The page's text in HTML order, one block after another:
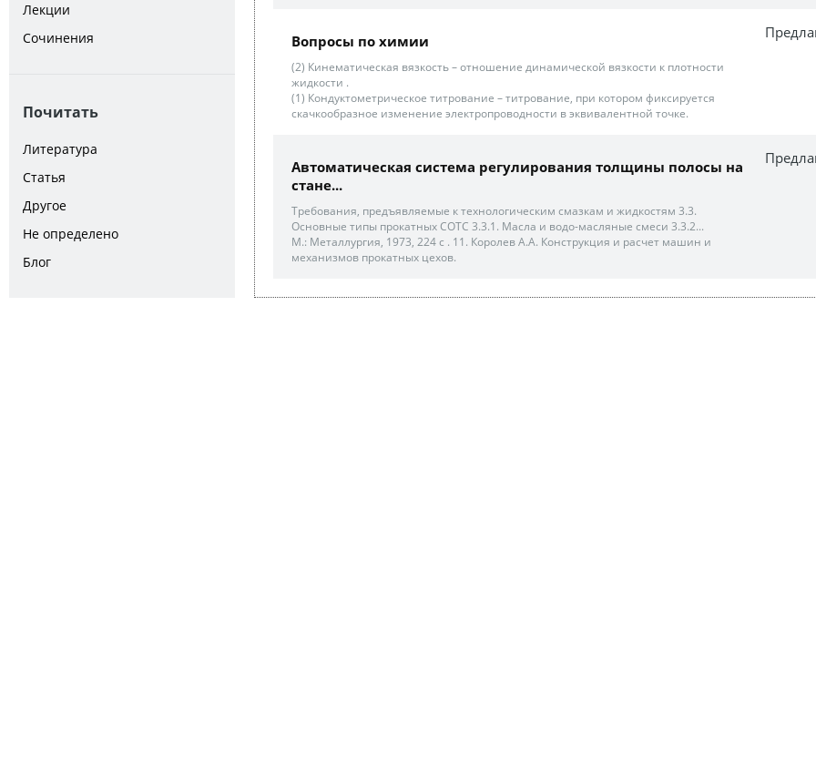
Лекции
Сочинения
Почитать
Литература
Статья
Другое
Не определено
Блог
Вопросы по химии
(2) Кинематическая вязкость – отношение динамической вязкости к плотности
жидкости .
(1) Кондуктометрическое титрование – титрование, при котором фиксируется
скачкообразное изменение электропроводности в эквивалентной точке.
Автоматическая система регулирования толщины полосы на
стане...
Требования, предъявляемые к технологическим смазкам и жидкостям 3.3.
Основные типы прокатных СОТС 3.3.1. Масла и водо-масляные смеси 3.3.2...
М.: Металлургия, 1973, 224 с . 11. Королев А.А. Конструкция и расчет машин и
механизмов прокатных цехов.